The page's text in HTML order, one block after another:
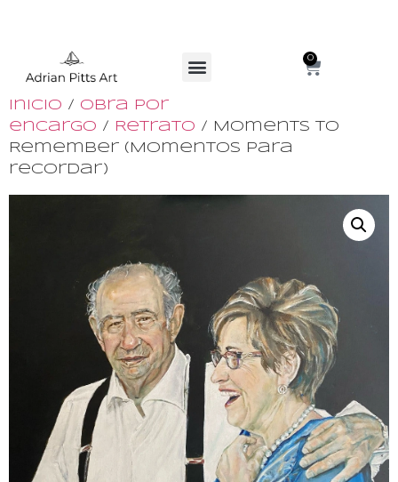
0
Inicio / Obra por
encargo / Retrato / Moments to
Remember (Momentos para
recordar)